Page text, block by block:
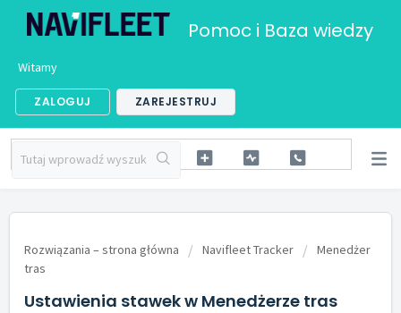
Pomoc i Baza wiedzy
Witamy
ZALOGUJ ZAREJESTRUJ
Rozwiązania – strona główna Navifleet Tracker
Menedżer
tras
Ustawienia stawek w Menedżerze tras